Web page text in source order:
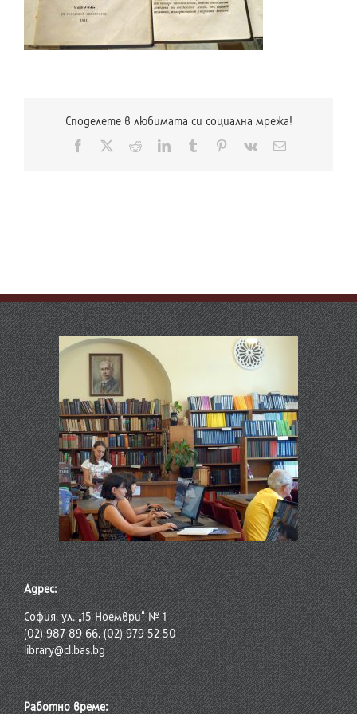
Споделете в любимата си социална мрежа!
Facebook RedditLinkedInTumblr Pinterest
Vk
Електронна
Адрес:
София, ул. „15 Ноември“ № 1
(02) 987 89 66, (02) 979 52 50
library@cl.bas.bg
Работно време: